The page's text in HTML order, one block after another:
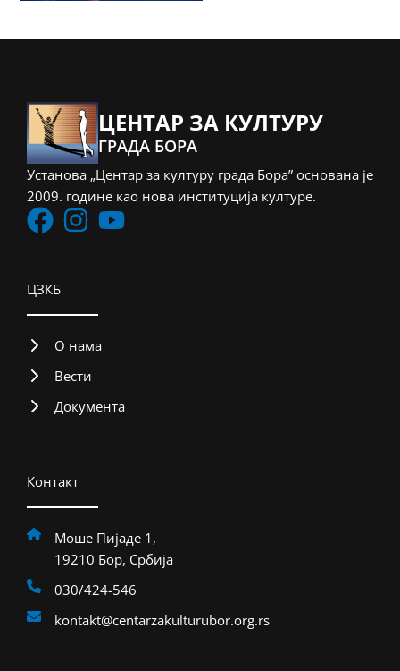
ЦЕНТАР ЗА КУЛТУРУ
ГРАДА БОРА
Установа „Центар за културу града Бора” основана је
2009. године као нова институција културе.
ЦЗКБ
О нама
Вести
Документа
Контакт
Моше Пијаде 1,
19210 Бор, Србија
030/424-546
kontakt@centarzakulturubor.org.rs